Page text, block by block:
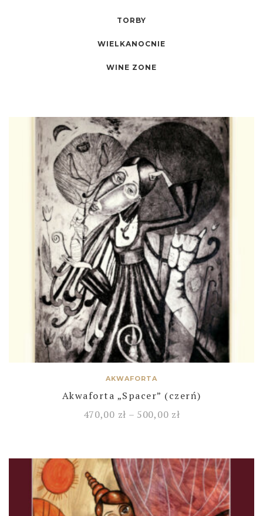
TORBY
WIELKANOCNIE
WINE ZONE
AKWAFORTA
Akwaforta „Spacer” (czerń)
470,00 zł – 500,00 zł